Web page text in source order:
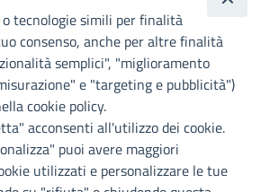
di
tecnologie simili per finalità
consenso, anche per altre finalità
semplici", "miglioramento
e "targeting e pubblicità")
cookie policy.
acconsenti all'utilizzo dei cookie.
puoi avere maggiori
utilizzati e personalizzare le tue